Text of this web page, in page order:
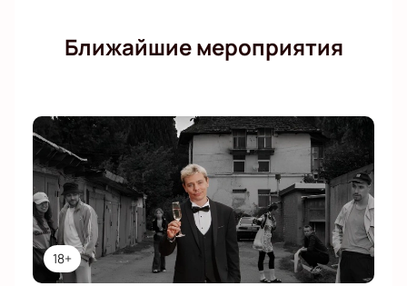
Ближайшие мероприятия
18+